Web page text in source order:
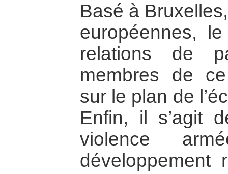
Basé à
européennes,
relations de
membres de
sur le plan de
Enfin, il s’agit
violence
développement